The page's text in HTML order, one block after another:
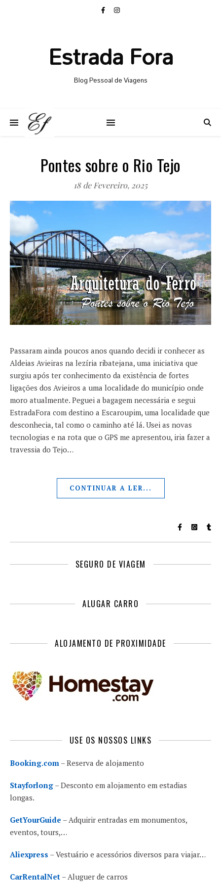
Estrada Fora
Blog Pessoal de Viagens
Pontes sobre o Rio Tejo
18 de Fevereiro, 2025
Passaram ainda poucos anos quando decidi ir conhecer as
Aldeias Avieiras na lezíria ribatejana, uma iniciativa que
surgiu após ter conhecimento da existência de fortes
ligações dos Avieiros a uma localidade do município onde
moro atualmente. Peguei a bagagem necessária e segui
EstradaFora com destino a Escaroupim, uma localidade que
desconhecia, tal como o caminho até lá. Usei as novas
tecnologias e na rota que o GPS me apresentou, iria fazer a
travessia do Tejo…
CONTINUAR A LER...
SEGURO DE VIAGEM
ALUGAR CARRO
ALOJAMENTO DE PROXIMIDADE
USE OS NOSSOS LINKS
Booking.com – Reserva de alojamento
Stayforlong – Desconto em alojamento em estadias
longas.
GetYourGuide – Adquirir entradas em monumentos,
eventos, tours,…
Aliexpress – Vestuário e acessórios diversos para viajar…
CarRentalNet – Aluguer de carros